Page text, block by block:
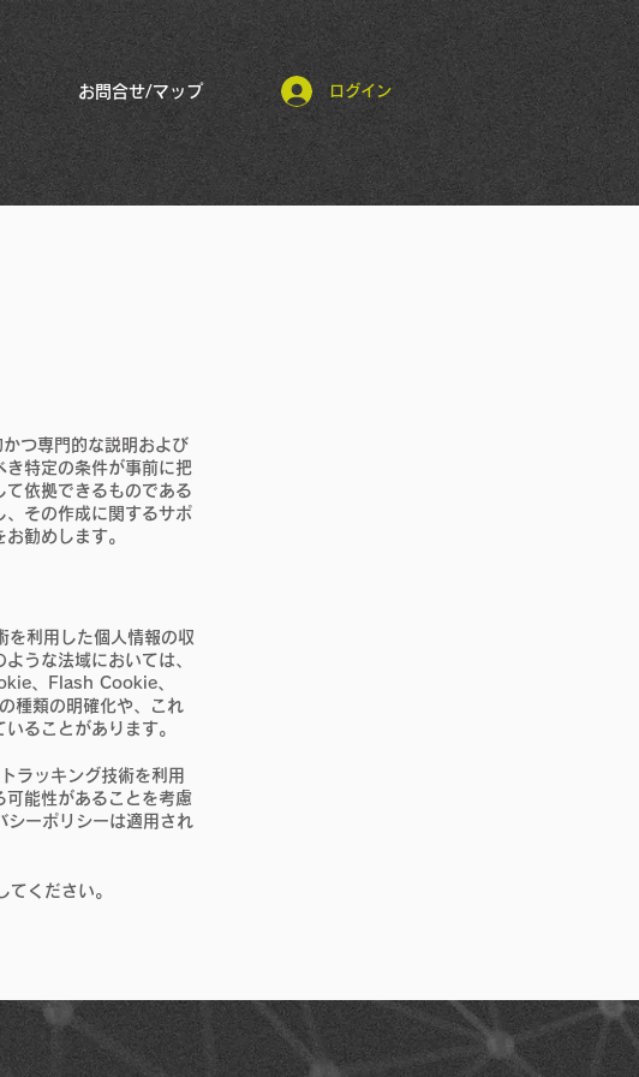
お問合せ/マップ ログイン
つ専門的な説明および
き特定の条件が事前に把
依拠できるものである
、その作成に関するサポ
勧めします。
を利用した個人情報の収
うな法域においては、
、Flash Cookie、
種類の明確化や、これ
ることがあります。
ラッキング技術を利用
能性があることを考慮
シーポリシーは適用され
てください。